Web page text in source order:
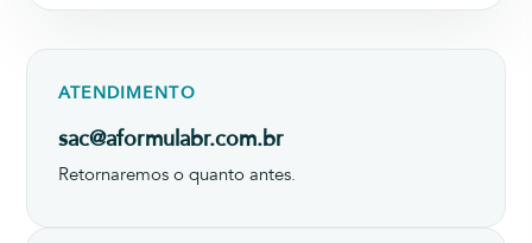
ATENDIMENTO
sac@aformulabr.com.br
Retornaremos o quanto antes.